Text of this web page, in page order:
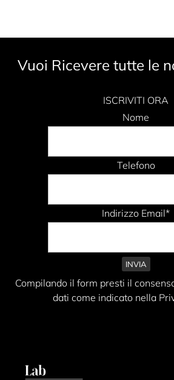
Vuoi Ricevere tutte le
ISCRIVITI ORA
Nome
Telefono
Indirizzo Email*
Compilando il form presti il
dati come indicato nella